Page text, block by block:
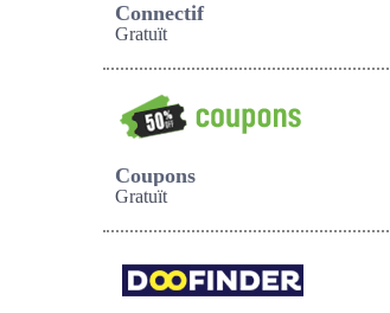
Connectif
Gratuït
Coupons
Gratuït